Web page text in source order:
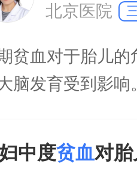
北京医院
贫血对于胎儿
脑发育受到影
，严重者甚至会
孕妇表现出贫
中度贫血对胎